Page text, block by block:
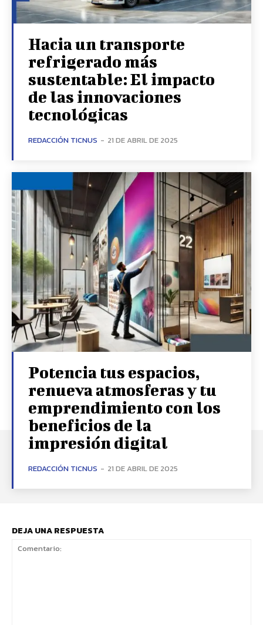
Hacia un transporte
refrigerado más
sustentable: El impacto
de las innovaciones
tecnológicas
REDACCIÓN TICNUS - 21 DE ABRIL DE 2025
Potencia tus espacios,
renueva atmosferas y tu
emprendimiento con los
beneficios de la
impresión digital
REDACCIÓN TICNUS - 21 DE ABRIL DE 2025
DEJA UNA RESPUESTA